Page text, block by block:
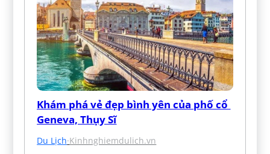
Khám phá vẻ đẹp bình yên của phố cổ
Geneva, Thụy Sĩ
Du Lịch·Kinhnghiemdulich.vn